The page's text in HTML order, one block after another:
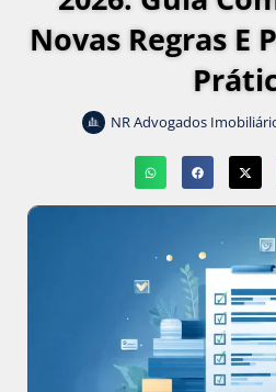
Novas Regras E
NR Advogados